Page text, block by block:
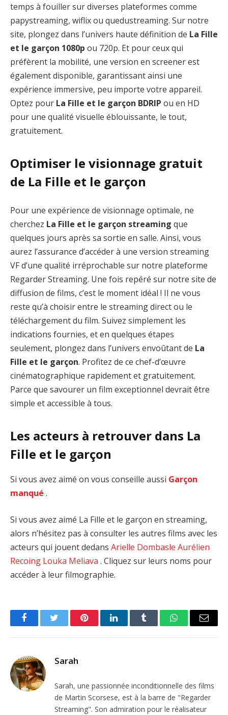
temps à fouiller sur diverses plateformes comme
papystreaming, wiflix ou quedustreaming. Sur notre
site, plongez dans l’univers haute définition de La Fille
et le garçon 1080p ou 720p. Et pour ceux qui
préfèrent la mobilité, une version en screener est
également disponible, garantissant ainsi une
expérience immersive, peu importe votre appareil.
Optez pour La Fille et le garçon BDRIP ou en HD
pour une qualité visuelle éblouissante, le tout,
gratuitement.
Optimiser le visionnage gratuit
de La Fille et le garçon
Pour une expérience de visionnage optimale, ne
cherchez La Fille et le garçon streaming que
quelques jours après sa sortie en salle. Ainsi, vous
aurez l’assurance d’accéder à une version streaming
VF d’une qualité irréprochable sur notre plateforme
Regarder Streaming. Une fois repéré sur notre site de
diffusion de films, c’est le moment idéal ! Il ne vous
reste qu’à choisir entre le streaming direct ou le
téléchargement du film. Suivez simplement les
indications fournies, et en quelques étapes
seulement, plongez dans l’univers envoûtant de La
Fille et le garçon. Profitez de ce chef-d’œuvre
cinématographique rapidement et gratuitement.
Parce que savourer un film exceptionnel devrait être
simple et accessible à tous.
Les acteurs à retrouver dans La
Fille et le garçon
Si vous avez aimé on vous conseille aussi Garçon
manqué .
Si vous avez aimé La Fille et le garçon en streaming,
alors n’hésitez pas à consulter les autres films avec les
acteurs qui jouent dedans Arielle Dombasle Aurélien
Recoing Louka Meliava . Cliquez sur leurs noms pour
accéder à leur filmographie.
FacebookTwitter PinterestLinkedInTumblr WhatsAppEmail
Sarah
Sarah, une passionnée inconditionnelle des films
de Martin Scorsese, est à la barre de "Regarder
Streaming". Son admiration pour le réalisateur